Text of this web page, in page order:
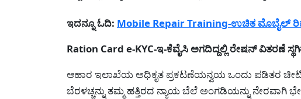
ಇದನ್ನೂ ಓದಿ: Mobile Repair Training-ಉಚಿತ ಮೊಬೈಲ್
Ration Card e-KYC-ಇ-ಕೆವೈಸಿ ಅಗದಿದ್ದಲ್ಲಿ ರೇಷನ್ ವಿತರಣೆ
ಆಹಾರ ಇಲಾಖೆಯ ಅಧಿಕೃತ ಪ್ರಕಟಣೆಯನ್ವಯ ಒಂದು ಪಡಿತರ
ಬೆರಳಚ್ಚನ್ನು ತಮ್ಮ ಹತ್ತಿರದ ನ್ಯಾಯ ಬೆಲೆ ಅಂಗಡಿಯನ್ನು ನೇರವಾಗಿ